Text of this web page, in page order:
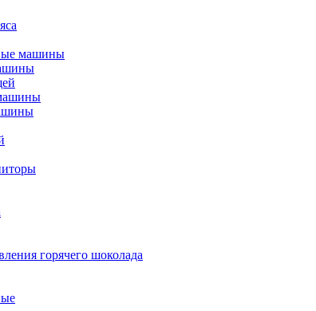
машины
горячего шоколада